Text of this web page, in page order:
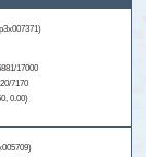
17000
7170
0.00)